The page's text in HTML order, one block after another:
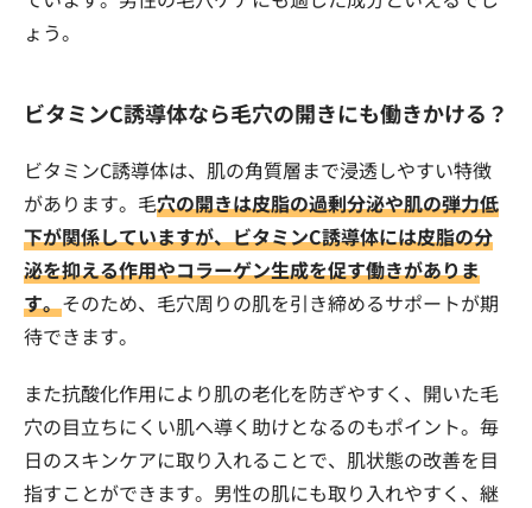
ょう。
ビタミンC誘導体なら毛穴の開きにも働きかける？
ビタミンC誘導体は、肌の角質層まで浸透しやすい特徴
があります。毛穴の開きは皮脂の過剰分泌や肌の弾力低
下が関係していますが、ビタミンC誘導体には皮脂の分
泌を抑える作用やコラーゲン生成を促す働きがありま
す。そのため、毛穴周りの肌を引き締めるサポートが期
待できます。
また抗酸化作用により肌の老化を防ぎやすく、開いた毛
穴の目立ちにくい肌へ導く助けとなるのもポイント。毎
日のスキンケアに取り入れることで、肌状態の改善を目
指すことができます。男性の肌にも取り入れやすく、継